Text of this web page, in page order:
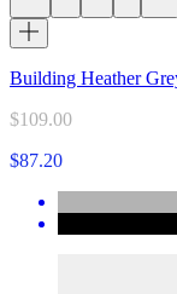
Building Heather
$109.00
$87.20